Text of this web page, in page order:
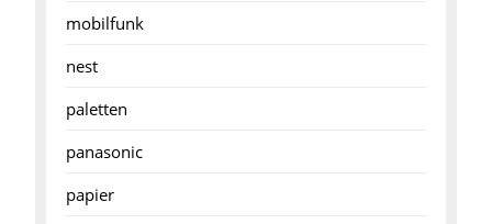
mobilfunk
nest
paletten
panasonic
papier